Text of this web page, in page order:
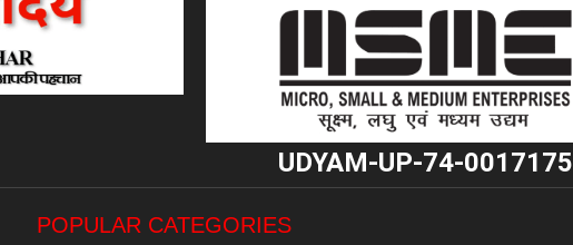
UDYAM-UP-74-0017175
POPULAR CATEGORIES